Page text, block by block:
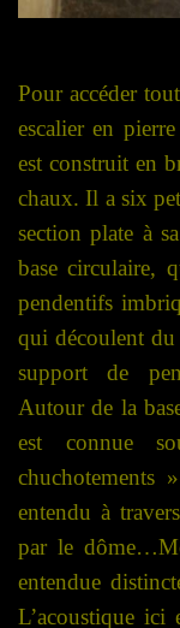
Pour accéder
escalier en
est construit en
chaux. Il a six
section plate à
base circulaire,
pendentifs
qui découlent
support de
Autour de la
est connue
entendu à
par le
entendue
L’acoustique ici